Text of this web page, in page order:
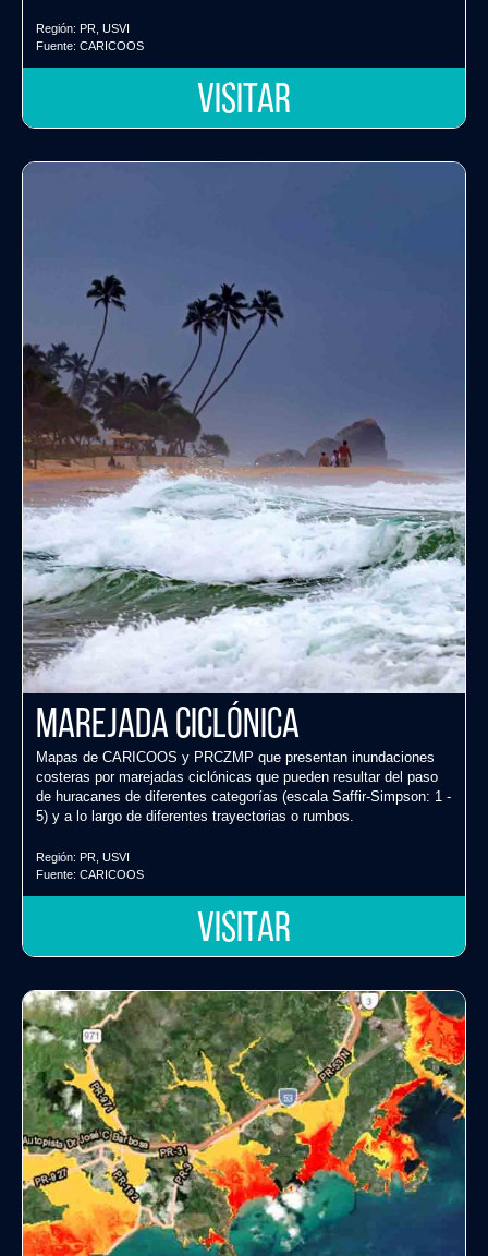
Región: PR USVI
Fuente: CARICOOS
VISITAR
Marejada Ciclónica
Mapas de CARICOOS y PRCZMP que presentan inundaciones
costeras por marejadas ciclónicas que pueden resultar del paso
de huracanes de diferentes categorías (escala Saffir-Simpson: 1 -
5) y a lo largo de diferentes trayectorias o rumbos.
Región: PR USVI
Fuente: CARICOOS
VISITAR